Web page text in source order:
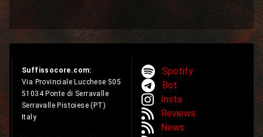
Suffissocore.com:
Via Provinciale Lucchese 505
51034 Ponte di Serravalle
Serravalle Pistoiese (PT)
Italy
Spotify
Bot
Insta
Reviews
News